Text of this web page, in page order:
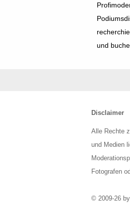
und
Disclaimer
Alle Rechte
und Medien
Fotografen
© 2009-26